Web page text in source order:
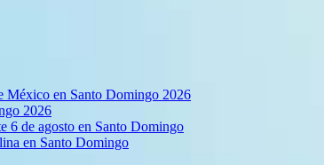
México en Santo Domingo 2026
2026
6 de agosto en Santo Domingo
en Santo Domingo